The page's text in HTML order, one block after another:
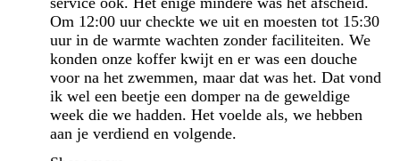
Om 12:00 uur checkte we uit en moesten tot 15:30
uur in de warmte wachten zonder faciliteiten. We
konden onze koffer kwijt en er was een douche
voor na het zwemmen, maar dat was het. Dat vond
ik wel een beetje een domper na de geweldige
week die we hadden. Het voelde als, we hebben
aan je verdiend en volgende.